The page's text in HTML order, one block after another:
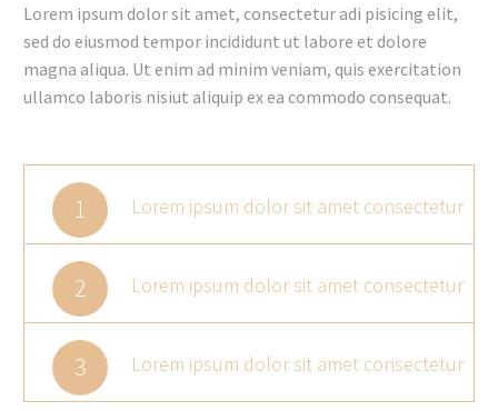
Lorem ipsum dolor sit amet, consectetur adi pisicing elit,
sed do eiusmod tempor incididunt ut labore et dolore
magna aliqua. Ut enim ad minim veniam, quis exercitation
ullamco laboris nisiut aliquip ex ea commodo consequat.
1 Lorem ipsum dolor sit amet consectetur
2 Lorem ipsum dolor sit amet consectetur
3 Lorem ipsum dolor sit amet consectetur